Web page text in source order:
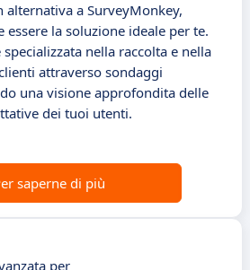
alternativa a SurveyMonkey,
essere la soluzione ideale per te.
nella raccolta e nella
attraverso sondaggi
una visione approfondita delle
dei tuoi utenti.
saperne di più
per